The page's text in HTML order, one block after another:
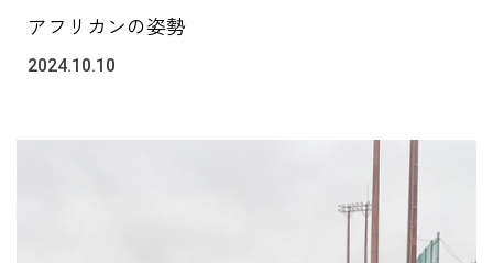
アフリカンの姿勢
2024.10.10